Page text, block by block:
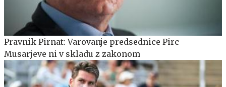
Pravnik Pirnat: Varovanje predsednice Pirc
Musarjeve ni v skladu z zakonom